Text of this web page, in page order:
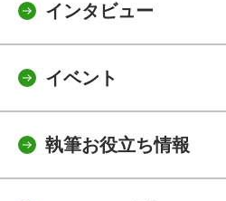
インタビュー
イベント
執筆お役立ち情報